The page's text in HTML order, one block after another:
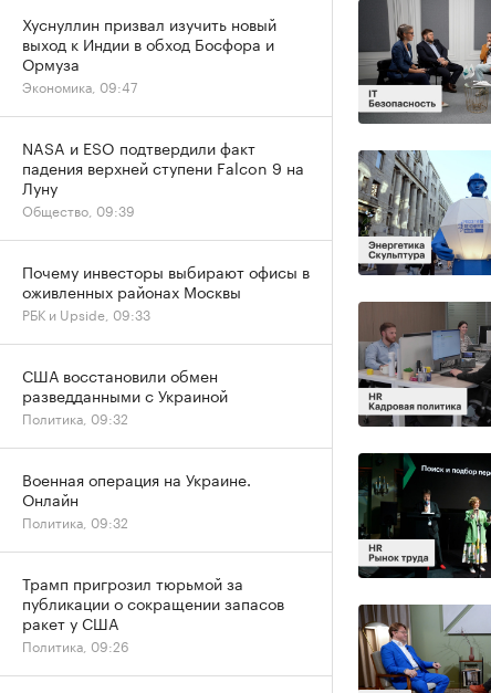
Хуснуллин призвал изучить новый
выход к Индии в обход Босфора и
Ормуза
Экономика, 09:47
NASA и ESO подтвердили факт
падения верхней ступени Falcon 9 на
Луну
Общество, 09:39
Почему инвесторы выбирают офисы в
оживленных районах Москвы
РБК и Upside, 09:33
США восстановили обмен
разведданными с Украиной
Политика, 09:32
Военная операция на Украине.
Онлайн
Политика, 09:32
Трамп пригрозил тюрьмой за
публикации о сокращении запасов
ракет у США
Политика, 09:26